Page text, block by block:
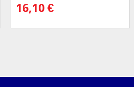
16,10 €